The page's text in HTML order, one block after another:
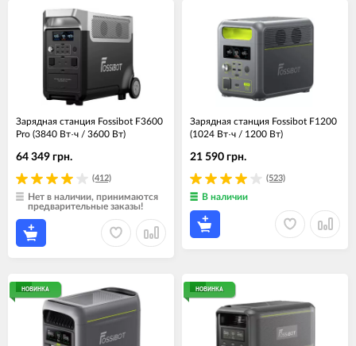
Зарядная станция Fossibot F3600
Pro (3840 Вт·ч / 3600 Вт)
(412)
64 349 грн.
Нет в наличии, принимаются
предварительные заказы!
Зарядная станция Fossibot F1200
(1024 Вт·ч / 1200 Вт)
(523)
21 590 грн.
В наличии
НОВИНКА НОВИНКА